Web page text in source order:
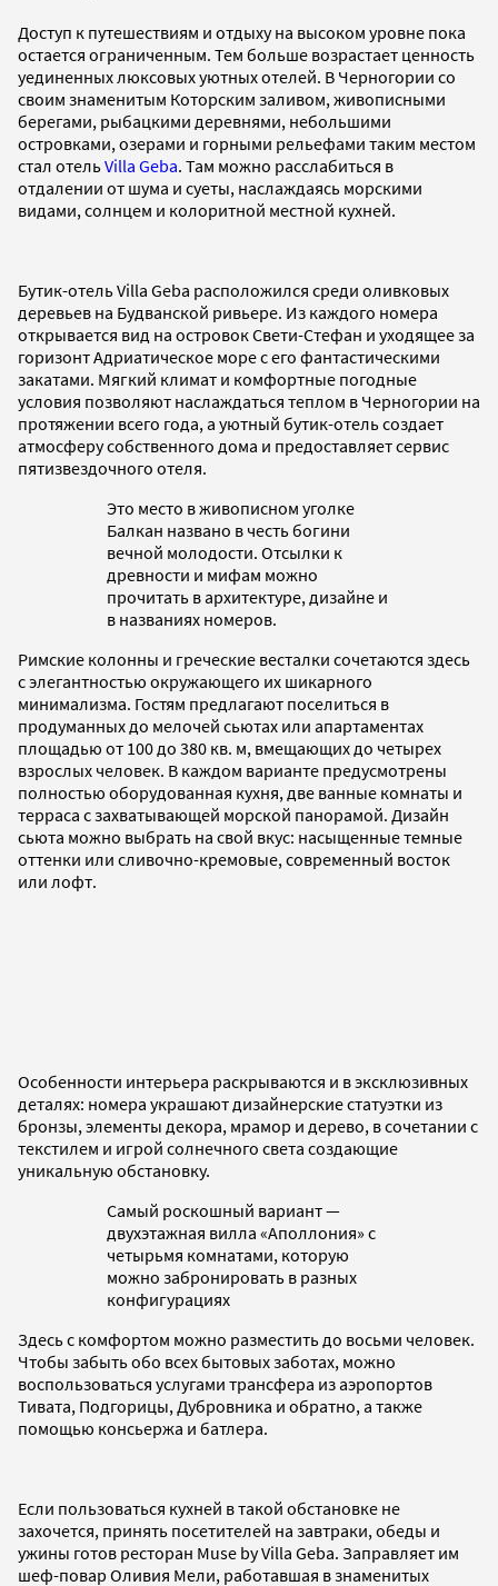
Доступ к путешествиям и отдыху на высоком уровне пока
остается ограниченным. Тем больше возрастает ценность
уединенных люксовых уютных отелей. В Черногории со
своим знаменитым Которским заливом, живописными
берегами, рыбацкими деревнями, небольшими
островками, озерами и горными рельефами таким местом
стал отельVilla Geba. Там можно расслабиться в
отдалении от шума и суеты, наслаждаясь морскими
видами, солнцем и колоритной местной кухней.
Бутик-отель Villa Geba расположился среди оливковых
деревьев на Будванской ривьере. Из каждого номера
открывается вид на островок Свети-Стефан и уходящее за
горизонт Адриатическое море с его фантастическими
закатами. Мягкий климат и комфортные погодные
условия позволяют наслаждаться теплом в Черногории на
протяжении всего года, а уютный бутик-отель создает
атмосферу собственного дома и предоставляет сервис
пятизвездочного отеля.
Это место в живописном уголке
Балкан названо в честь богини
вечной молодости. Отсылки к
древности и мифам можно
прочитать в архитектуре, дизайне и
в названиях номеров.
Римские колонны и греческие весталки сочетаются здесь
с элегантностью окружающего их шикарного
минимализма. Гостям предлагают поселиться в
продуманных до мелочей сьютах или апартаментах
площадью от 100 до 380 кв. м, вмещающих до четырех
взрослых человек. В каждом варианте предусмотрены
полностью оборудованная кухня, две ванные комнаты и
терраса с захватывающей морской панорамой. Дизайн
сьюта можно выбрать на свой вкус: насыщенные темные
оттенки или сливочно-кремовые, современный восток
или лофт.
Особенности интерьера раскрываются и в эксклюзивных
деталях: номера украшают дизайнерские статуэтки из
бронзы, элементы декора, мрамор и дерево, в сочетании с
текстилем и игрой солнечного света создающие
уникальную обстановку.
Самый роскошный вариант —
двухэтажная вилла «Аполлония» с
четырьмя комнатами, которую
можно забронировать в разных
конфигурациях
Здесь с комфортом можно разместить до восьми человек.
Чтобы забыть обо всех бытовых заботах, можно
воспользоваться услугами трансфера из аэропортов
Тивата, Подгорицы, Дубровника и обратно, а также
помощью консьержа и батлера.
Если пользоваться кухней в такой обстановке не
захочется, принять посетителей на завтраки, обеды и
ужины готов ресторан Muse by Villa Geba. Заправляет им
шеф-повар Оливия Мели, работавшая в знаменитых